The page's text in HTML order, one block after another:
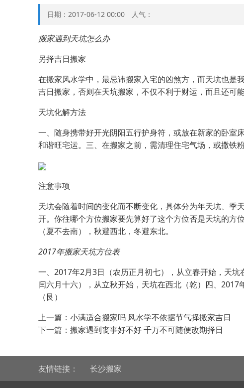
日期：2017-06-12 00:00 人气：
搬家遇到天坑怎么办
另择吉日搬家
在搬家风水学中，最忌讳搬家入宅的凶煞方，而天坑也是
吉日搬家，否则在天坑搬家，不仅不利于财运，而且还可
天坑化解方法
一、随身携带好开光阴阳五行护身符，或放在新家的卧室
和谐旺宅运。三、在搬家之前，需清理住宅气场，或撒铁
注意事项
天坑会随着时间的变化而不断变化，具体分为年天坑、季
开。你往哪个方位搬家要先算好了这个方位否是天坑的方
（夏不去南），秋避西北，冬避东北。
2017年搬家天坑方位表
一、2017年2月3日（农历正月初七），从立春开始，天
闰六月十六），从立秋开始，天坑在西北（乾）四、
（艮）
上一篇： 小满适合搬家吗 风水学不依据节气择搬家吉日
下一篇： 搬家遇到丧事好不好 千万不可随便改期择日
友情链接： 长沙搬家